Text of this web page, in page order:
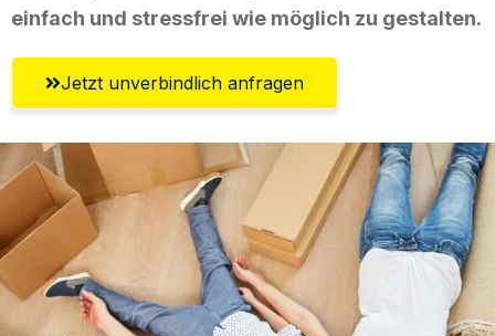
einfach und stressfrei wie möglich zu gestalten.
Jetzt unverbindlich anfragen